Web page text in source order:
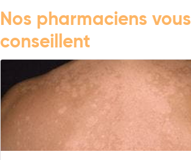
Nos pharmaciens vous
conseillent